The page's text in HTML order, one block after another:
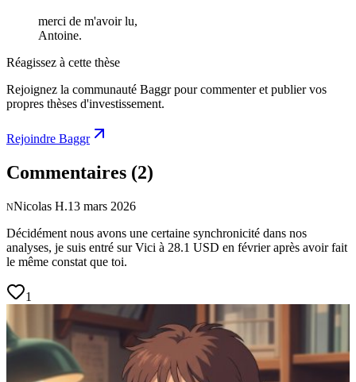
merci de m'avoir lu,
Antoine.
Réagissez à cette thèse
Rejoignez la communauté Baggr pour commenter et publier vos
propres thèses d'investissement.
Rejoindre Baggr
Commentaires (2)
NNicolas H.13 mars 2026
Décidément nous avons une certaine synchronicité dans nos
analyses, je suis entré sur Vici à 28.1 USD en février après avoir fait
le même constat que toi.
1